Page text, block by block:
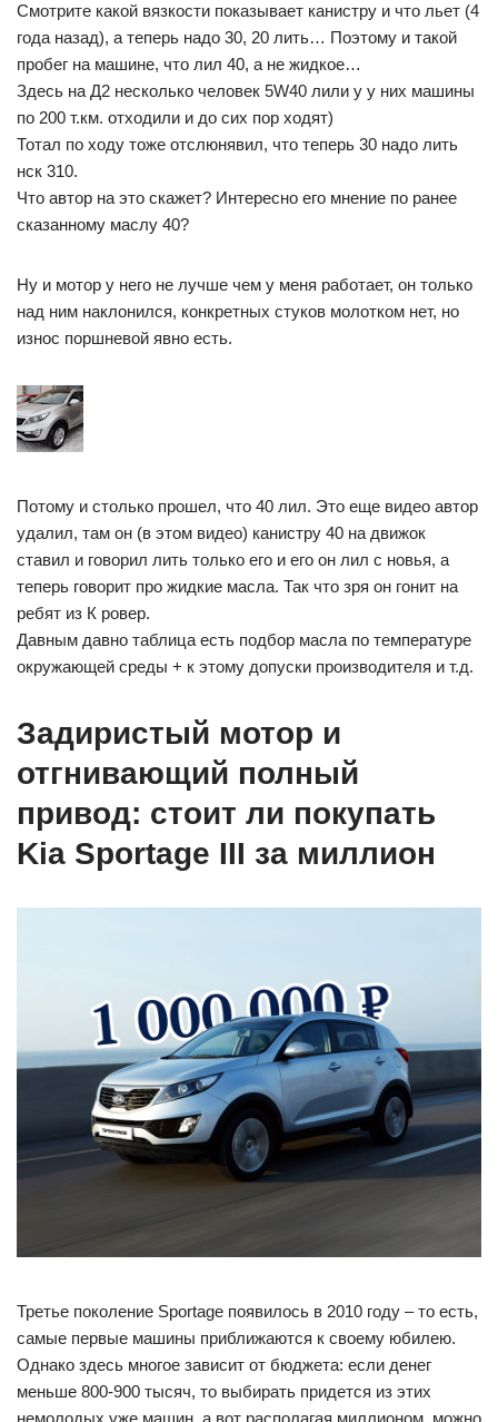
Смотрите какой вязкости показывает канистру и что льет (4
года назад), а теперь надо 30, 20 лить… Поэтому и такой
пробег на машине, что лил 40, а не жидкое…
Здесь на Д2 несколько человек 5W40 лили у у них машины
по 200 т.км. отходили и до сих пор ходят)
Тотал по ходу тоже отслюнявил, что теперь 30 надо лить
нск 310.
Что автор на это скажет? Интересно его мнение по ранее
сказанному маслу 40?
Ну и мотор у него не лучше чем у меня работает, он только
над ним наклонился, конкретных стуков молотком нет, но
износ поршневой явно есть.
Потому и столько прошел, что 40 лил. Это еще видео автор
удалил, там он (в этом видео) канистру 40 на движок
ставил и говорил лить только его и его он лил с новья, а
теперь говорит про жидкие масла. Так что зря он гонит на
ребят из К ровер.
Давным давно таблица есть подбор масла по температуре
окружающей среды + к этому допуски производителя и т.д.
Задиристый мотор и
отгнивающий полный
привод: стоит ли покупать
Kia Sportage III за миллион
Третье поколение Sportage появилось в 2010 году – то есть,
самые первые машины приближаются к своему юбилею.
Однако здесь многое зависит от бюджета: если денег
меньше 800-900 тысяч, то выбирать придется из этих
немолодых уже машин, а вот располагая миллионом, можно